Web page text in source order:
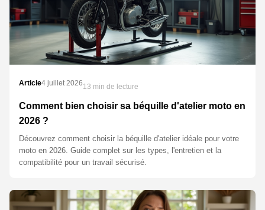
Article4 juillet 202613 min de lecture
Comment bien choisir sa béquille d'atelier moto en
2026 ?
Découvrez comment choisir la béquille d'atelier idéale pour votre
moto en 2026. Guide complet sur les types, l'entretien et la
compatibilité pour un travail sécurisé.